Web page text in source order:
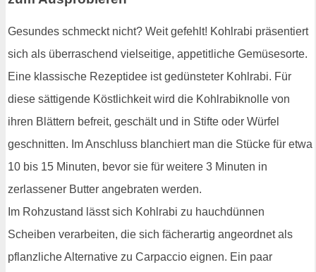
Gesundes schmeckt nicht? Weit gefehlt! Kohlrabi präsentiert
sich als überraschend vielseitige, appetitliche Gemüsesorte.
Eine klassische Rezeptidee ist gedünsteter Kohlrabi. Für
diese sättigende Köstlichkeit wird die Kohlrabiknolle von
ihren Blättern befreit, geschält und in Stifte oder Würfel
geschnitten. Im Anschluss blanchiert man die Stücke für etwa
10 bis 15 Minuten, bevor sie für weitere 3 Minuten in
zerlassener Butter angebraten werden.
Im Rohzustand lässt sich Kohlrabi zu hauchdünnen
Scheiben verarbeiten, die sich fächerartig angeordnet als
pflanzliche Alternative zu Carpaccio eignen. Ein paar